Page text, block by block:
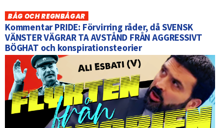
BÅG OCH REGNBÅGAR
Kommentar PRIDE: Förvirring råder, då SVENSK
VÄNSTER VÄGRAR TA AVSTÅND FRÅN AGGRESSIVT
BÖGHAT och konspirationsteorier